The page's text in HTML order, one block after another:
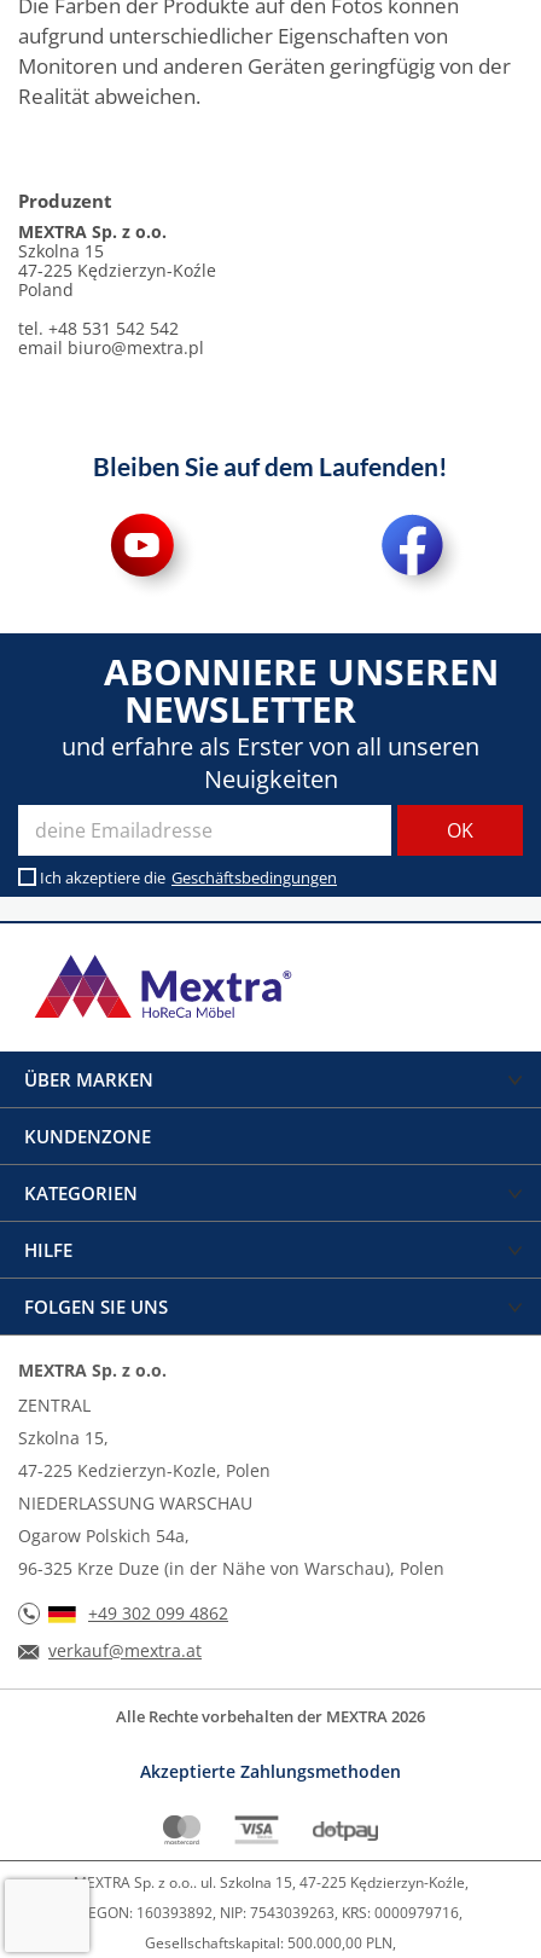
aufgrund unterschiedlicher Eigenschaften von
Monitoren und anderen Geräten geringfügig von der
Realität abweichen.
Produzent
MEXTRA Sp. z o.o.
Szkolna 15
47-225 Kędzierzyn-Koźle
Poland
tel. +48 531 542 542
email biuro@mextra.pl
Bleiben Sie auf dem Laufenden!
ABONNIERE UNSEREN
NEWSLETTER
und erfahre als Erster von all unseren
Neuigkeiten
Ich akzeptiere die Geschäftsbedingungen
ÜBER MARKEN
KUNDENZONE
KATEGORIEN
HILFE
FOLGEN SIE UNS
MEXTRA Sp. z o.o.
ZENTRAL
Szkolna 15,
47-225 Kedzierzyn-Kozle, Polen
NIEDERLASSUNG WARSCHAU
Ogarow Polskich 54a,
96-325 Krze Duze (in der Nähe von Warschau), Polen
+49 302 099 4862
verkauf@mextra.at
Alle Rechte vorbehalten der MEXTRA 2026
Akzeptierte Zahlungsmethoden
MEXTRA Sp. z o.o.. ul. Szkolna 15, 47-225 Kędzierzyn-Koźle,
REGON: 160393892, NIP: 7543039263, KRS: 0000979716,
Gesellschaftskapital: 500.000,00 PLN,